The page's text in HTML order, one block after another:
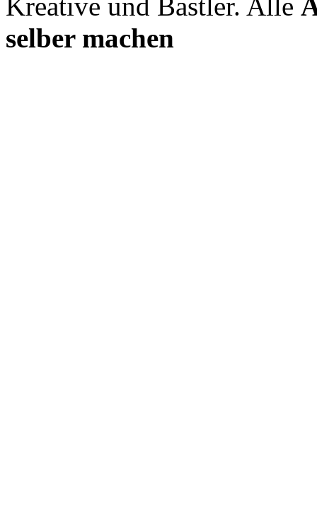
Kreative und Bastler. Alle
selber machen